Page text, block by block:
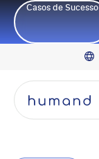
Casos de Sucesso